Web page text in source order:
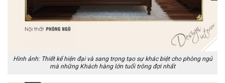
Hình ảnh: Thiết kế hiện đại và sang trọng tạo sự khác biệt cho phòng ngủ
mà những Khách hàng lớn tuổi trông đợi nhất